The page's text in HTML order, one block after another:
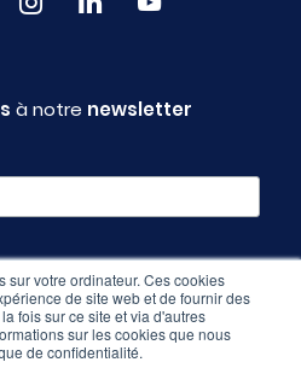
sur votre ordinateur. Ces cookies
de site web et de fournir des
fois sur ce site et via d'autres
sur les cookies que nous
de confidentialité.
à notre newsletter